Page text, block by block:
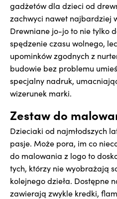
gadżetów dla dzieci od
zachwyci nawet najbardziej
Drewniane jo-jo to nie tylko
spędzenie czasu wolnego,
upominków zgodnych z
budowie bez problemu
specjalny nadruk,
wizerunek marki.
Zestaw do
Dzieciaki od najmłodszych
pasje. Może pora, im co
do malowania z logo to
tych, którzy nie wyobrażają
kolejnego dzieła. Dostępne
zawierają zwykle kredki,